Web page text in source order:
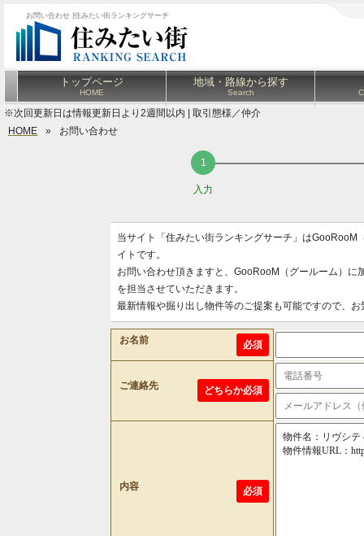
お問い合わせ |住みたい街ランキングサーチ
トップページ
HOME
地域・路線から探す
Search
※次回更新日は情報更新日より2週間以内 | 取引態様／仲介
HOME
» お問い合わせ
入力
当サイト「住みたい街ランキングサーチ」は
イトです。
お問い合わせ頂きますと、GooRooM（グールーム）
を担当させていただきます。
最新情報や掘り出し物件等のご提案も可能ですので、
お名前 必須
ご連絡先 どちらか必須
内容 必須